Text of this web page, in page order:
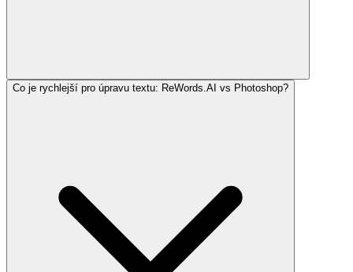
Co je rychlejší pro úpravu textu: ReWords.AI vs Photoshop?